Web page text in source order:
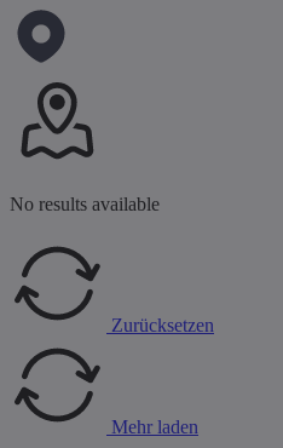
No results available
Zurücksetzen
Mehr laden